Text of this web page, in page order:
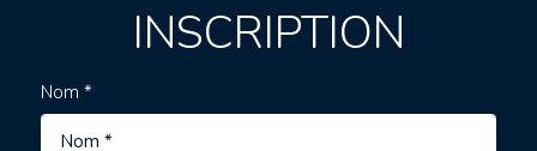
INSCRIPTION
Nom *